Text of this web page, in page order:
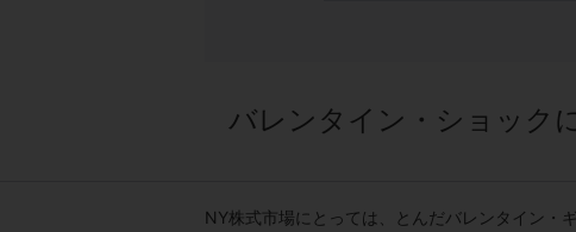
バレンタイン・ショック
NY株式市場にとっては、とんだバレンタイン・